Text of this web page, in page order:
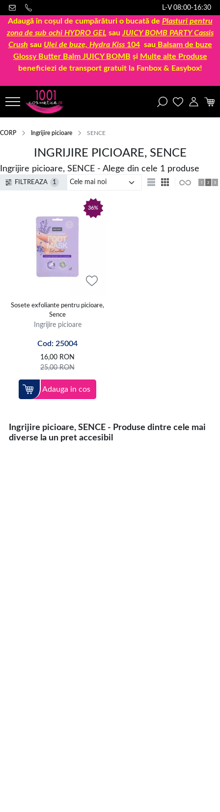
L-V 08:00-16:30
Adaugă în coșul de cumpărături o bucată de Plasturi pentru
zona de sub ochi HYDRO GEL sau JUICY BOMB PARTY Cassis
Crush sau Ulei de buze, Hydra Kiss 104sau Balsam de buze
Glossy Butter Balm JUICY BOMB și Multe alte Produse
beneficiezi de transport gratuit la Fanbox & Easybox!
CORP Ingrijire picioare SENCE
INGRIJIRE PICIOARE, SENCE
Ingrijire picioare, SENCE - Alege din cele 1 produse
FILTREAZA 1
36%
Sosete exfoliante pentru picioare,
Sence
Ingrijire picioare
Cod: 25004
16,00 RON
25,00RON
Adauga in cos
Ingrijire picioare, SENCE - Produse dintre cele mai
diverse la un pret accesibil